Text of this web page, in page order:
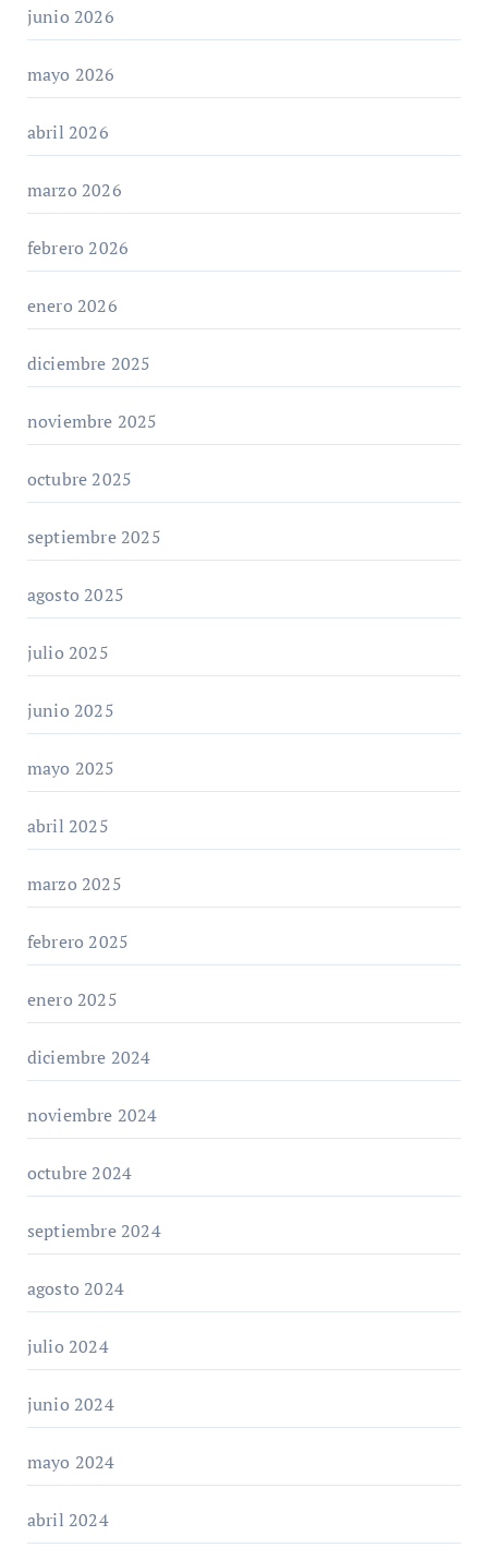
junio 2026
mayo 2026
abril 2026
marzo 2026
febrero 2026
enero 2026
diciembre 2025
noviembre 2025
octubre 2025
septiembre 2025
agosto 2025
julio 2025
junio 2025
mayo 2025
abril 2025
marzo 2025
febrero 2025
enero 2025
diciembre 2024
noviembre 2024
octubre 2024
septiembre 2024
agosto 2024
julio 2024
junio 2024
mayo 2024
abril 2024